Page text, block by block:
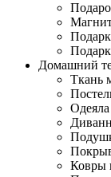
Домашний
Ткань
Одеяла
Ковры